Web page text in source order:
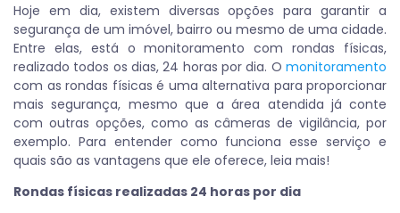
Hoje em dia, existem diversas opções para garantir a
segurança de um imóvel, bairro ou mesmo de uma cidade.
Entre elas, está o monitoramento com rondas físicas,
realizado todos os dias, 24 horas por dia. O monitoramento
com as rondas físicas é uma alternativa para proporcionar
mais segurança, mesmo que a área atendida já conte
com outras opções, como as câmeras de vigilância, por
exemplo. Para entender como funciona esse serviço e
quais são as vantagens que ele oferece, leia mais!
Rondas físicas realizadas 24 horas por dia